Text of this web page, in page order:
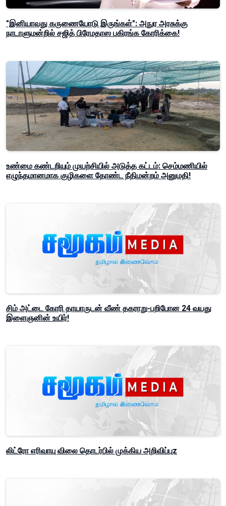
"இனியாவது கருணையோடு இருங்கள்": அநுர அரசுக்கு
நாடாளுமன்றில் சஜித் பிரேமதாஸ பகிரங்க கோரிக்கை!
உண்மை கண்டறியும் முயற்சியில் அடுத்த கட்டம்: செம்மணியில்
எழுந்தமானமாக குழிகளை தோண்ட நீதிமன்றம் அனுமதி!
சிம் அட்டை கோரி தாயாருடன் வீண் தகராறு-பறிபோன 24 வயது
இளைஞனின் உயிர்!
லிட்ரோ எரிவாயு விலை தொடர்பில் முக்கிய அறிவிப்புz